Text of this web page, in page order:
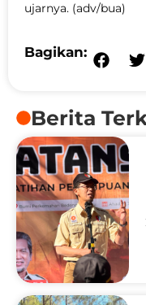
ujarnya. (adv/bua)
Bagikan:
Berita